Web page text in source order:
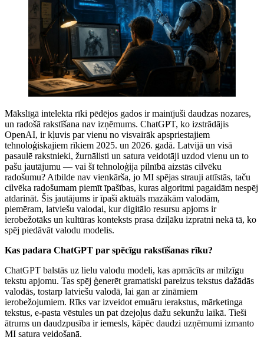
Mākslīgā intelekta rīki pēdējos gados ir mainījuši daudzas nozares,
un radošā rakstīšana nav izņēmums. ChatGPT, ko izstrādājis
OpenAI, ir kļuvis par vienu no visvairāk apspriestajiem
tehnoloģiskajiem rīkiem 2025. un 2026. gadā. Latvijā un visā
pasaulē rakstnieki, žurnālisti un satura veidotāji uzdod vienu un to
pašu jautājumu — vai šī tehnoloģija pilnībā aizstās cilvēku
radošumu? Atbilde nav vienkārša, jo MI spējas strauji attīstās, taču
cilvēka radošumam piemīt īpašības, kuras algoritmi pagaidām nespēj
atdarināt. Šis jautājums ir īpaši aktuāls mazākām valodām,
piemēram, latviešu valodai, kur digitālo resursu apjoms ir
ierobežotāks un kultūras konteksts prasa dziļāku izpratni nekā tā, ko
spēj piedāvāt valodu modelis.
Kas padara ChatGPT par spēcīgu rakstīšanas rīku?
ChatGPT balstās uz lielu valodu modeli, kas apmācīts ar milzīgu
tekstu apjomu. Tas spēj ģenerēt gramatiski pareizus tekstus dažādās
valodās, tostarp latviešu valodā, lai gan ar zināmiem
ierobežojumiem. Rīks var izveidot emuāru ierakstus, mārketinga
tekstus, e-pasta vēstules un pat dzejoļus dažu sekunžu laikā. Tieši
ātrums un daudzpusība ir iemesls, kāpēc daudzi uzņēmumi izmanto
MI satura veidošanā.